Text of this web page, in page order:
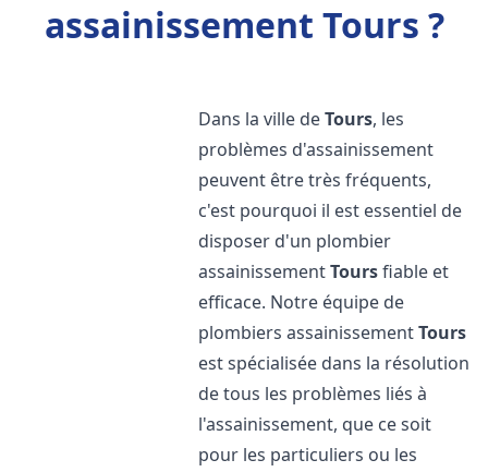
assainissement Tours ?
Dans la ville deTours, les
problèmes d'assainissement
peuvent être très fréquents,
c'est pourquoi il est essentiel de
disposer d'un plombier
assainissementToursfiable et
efficace. Notre équipe de
plombiers assainissementTours
est spécialisée dans la résolution
de tous les problèmes liés à
l'assainissement, que ce soit
pour les particuliers ou les